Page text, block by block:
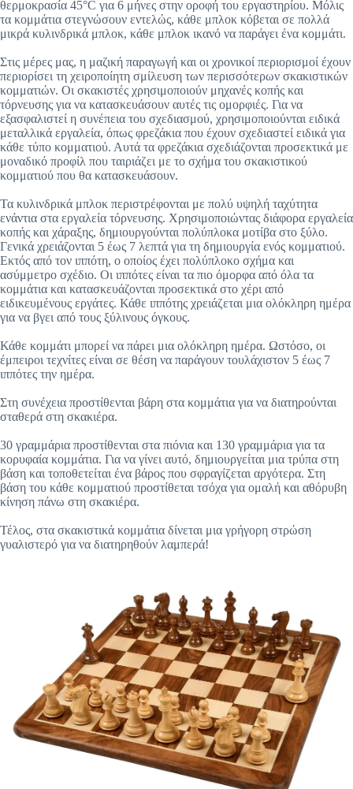
θερμοκρασία 45°C για 6 μήνες στην οροφή του εργαστηρίου. Μόλις
τα κομμάτια στεγνώσουν εντελώς, κάθε μπλοκ κόβεται σε πολλά
μικρά κυλινδρικά μπλοκ, κάθε μπλοκ ικανό να παράγει ένα κομμάτι.
Στις μέρες μας, η μαζική παραγωγή και οι χρονικοί περιορισμοί έχουν
περιορίσει τη χειροποίητη σμίλευση των περισσότερων σκακιστικών
κομματιών. Οι σκακιστές χρησιμοποιούν μηχανές κοπής και
τόρνευσης για να κατασκευάσουν αυτές τις ομορφιές. Για να
εξασφαλιστεί η συνέπεια του σχεδιασμού, χρησιμοποιούνται ειδικά
μεταλλικά εργαλεία, όπως φρεζάκια που έχουν σχεδιαστεί ειδικά για
κάθε τύπο κομματιού. Αυτά τα φρεζάκια σχεδιάζονται προσεκτικά με
μοναδικό προφίλ που ταιριάζει με το σχήμα του σκακιστικού
κομματιού που θα κατασκευάσουν.
Τα κυλινδρικά μπλοκ περιστρέφονται με πολύ υψηλή ταχύτητα
ενάντια στα εργαλεία τόρνευσης. Χρησιμοποιώντας διάφορα εργαλεία
κοπής και χάραξης, δημιουργούνται πολύπλοκα μοτίβα στο ξύλο.
Γενικά χρειάζονται 5 έως 7 λεπτά για τη δημιουργία ενός κομματιού.
Εκτός από τον ιππότη, ο οποίος έχει πολύπλοκο σχήμα και
ασύμμετρο σχέδιο. Οι ιππότες είναι τα πιο όμορφα από όλα τα
κομμάτια και κατασκευάζονται προσεκτικά στο χέρι από
ειδικευμένους εργάτες. Κάθε ιππότης χρειάζεται μια ολόκληρη ημέρα
για να βγει από τους ξύλινους όγκους.
Κάθε κομμάτι μπορεί να πάρει μια ολόκληρη ημέρα. Ωστόσο, οι
έμπειροι τεχνίτες είναι σε θέση να παράγουν τουλάχιστον 5 έως 7
ιππότες την ημέρα.
Στη συνέχεια προστίθενται βάρη στα κομμάτια για να διατηρούνται
σταθερά στη σκακιέρα.
30 γραμμάρια προστίθενται στα πιόνια και 130 γραμμάρια για τα
κορυφαία κομμάτια. Για να γίνει αυτό, δημιουργείται μια τρύπα στη
βάση και τοποθετείται ένα βάρος που σφραγίζεται αργότερα. Στη
βάση του κάθε κομματιού προστίθεται τσόχα για ομαλή και αθόρυβη
κίνηση πάνω στη σκακιέρα.
Τέλος, στα σκακιστικά κομμάτια δίνεται μια γρήγορη στρώση
γυαλιστερό για να διατηρηθούν λαμπερά!